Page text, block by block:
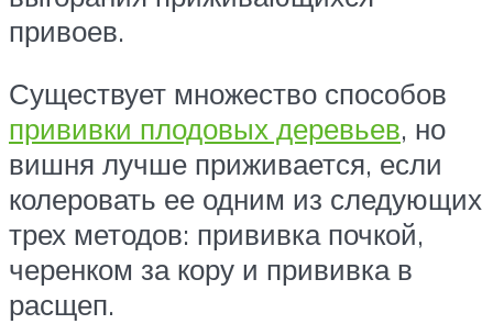
привоев.
Существует множество способов
прививки плодовых деревьев, но
вишня лучше приживается, если
колеровать ее одним из следующих
трех методов: прививка почкой,
черенком за кору и прививка в
расщеп.